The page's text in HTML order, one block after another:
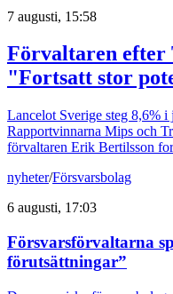
7 augusti, 15:58
Förvaltaren efter
"Fortsatt stor
Lancelot Sverige steg 8,6%
Rapportvinnarna Mips och
förvaltaren Erik Bertilsson
nyheter/Försvarsbolag
6 augusti, 17:03
Försvarsförvaltarna
förutsättningar”